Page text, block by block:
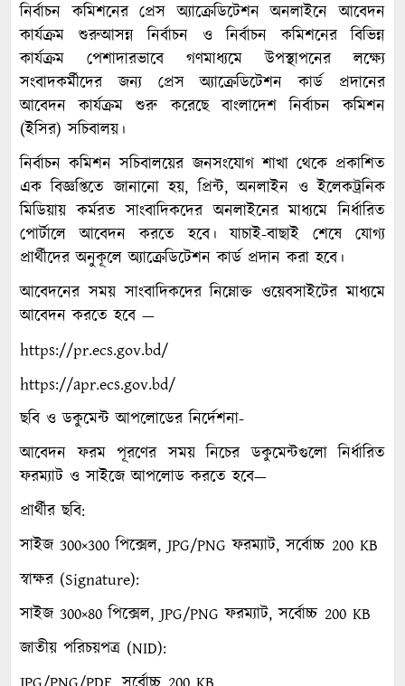
নির্বাচন কমিশনের প্রেস অ্যাক্রেডিটেশন অনলাইনে আবেদন
কার্যক্রম শুরুআসন্ন নির্বাচন ও নির্বাচন কমিশনের বিভিন্ন
কার্যক্রম পেশাদারভাবে গণমাধ্যমে উপস্থাপনের লক্ষ্যে
সংবাদকর্মীদের জন্য প্রেস অ্যাক্রেডিটেশন কার্ড প্রদানের
আবেদন কার্যক্রম শুরু করেছে বাংলাদেশ নির্বাচন কমিশন
(ইসির) সচিবালয়।
নির্বাচন কমিশন সচিবালয়ের জনসংযোগ শাখা থেকে প্রকাশিত
এক বিজ্ঞপ্তিতে জানানো হয়, প্রিন্ট, অনলাইন ও ইলেকট্রনিক
মিডিয়ায় কর্মরত সাংবাদিকদের অনলাইনের মাধ্যমে নির্ধারিত
পোর্টালে আবেদন করতে হবে। যাচাই-বাছাই শেষে যোগ্য
প্রার্থীদের অনুকূলে অ্যাক্রেডিটেশন কার্ড প্রদান করা হবে।
আবেদনের সময় সাংবাদিকদের নিম্নোক্ত ওয়েবসাইটের মাধ্যমে
আবেদন করতে হবে —
https://pr.ecs.gov.bd/
https://apr.ecs.gov.bd/
ছবি ও ডকুমেন্ট আপলোডের নির্দেশনা-
আবেদন ফরম পূরণের সময় নিচের ডকুমেন্টগুলো নির্ধারিত
ফরম্যাট ও সাইজে আপলোড করতে হবে—
প্রার্থীর ছবি:
সাইজ 300×300 পিক্সেল, JPG/PNG ফরম্যাট, সর্বোচ্চ 200 KB
স্বাক্ষর (Signature):
সাইজ 300×80 পিক্সেল, JPG/PNG ফরম্যাট, সর্বোচ্চ 200 KB
জাতীয় পরিচয়পত্র (NID):